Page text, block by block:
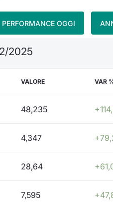
PERFORMANCE OGGI
2025
VALORE VAR
48,235
4,347
28,64
7,595